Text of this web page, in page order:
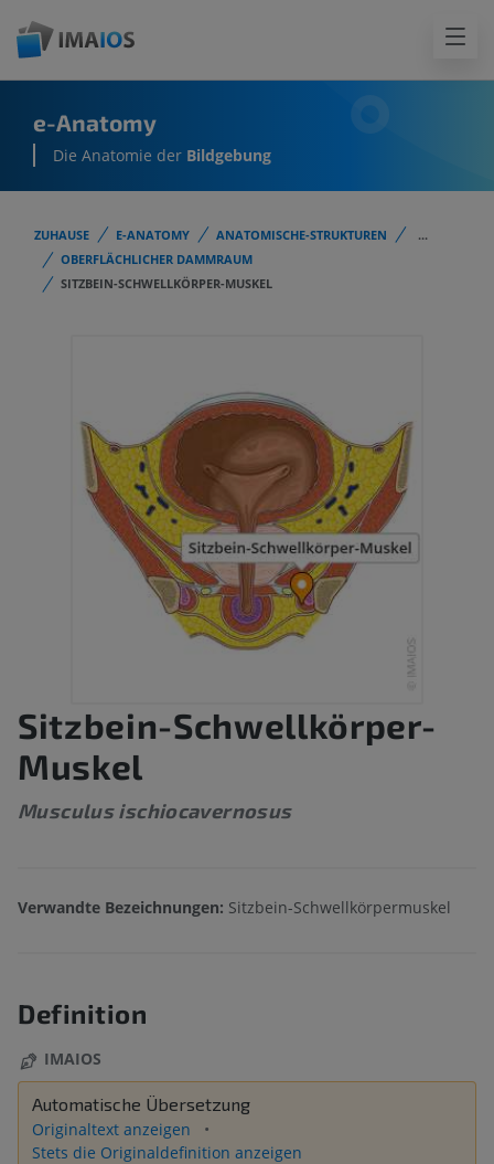
e-Anatomy
Die Anatomie der Bildgebung
ZUHAUSE E-ANATOMY ANATOMISCHE-STRUKTUREN
...
OBERFLÄCHLICHER DAMMRAUM
SITZBEIN-SCHWELLKÖRPER-MUSKEL
Sitzbein-Schwellkörper-
Muskel
Musculus ischiocavernosus
Verwandte Bezeichnungen: Sitzbein-Schwellkörpermuskel
Definition
IMAIOS
Automatische Übersetzung
Originaltext anzeigen
Stets die Originaldefinition anzeigen